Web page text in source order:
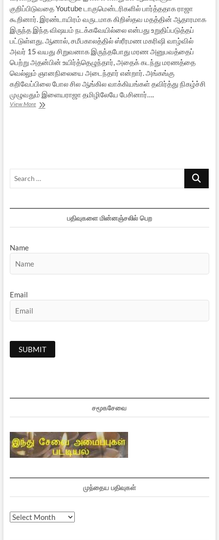
குறிப்பிடுவதை Youtube டாகுமென்டரிகளில் பார்த்ததாக ராஜா
கூறினார். இரண்டாயிரம் வருடமாக கிறிஸ்தவ மதத்தின் ஆதாரமாக
இருந்த இந்த விஷயம் நடக்கவேயில்லை என்பது உறுதிப்படுத்தப்
பட்டுள்ளது. ஆனால், சமீபகாலத்தில் ஸ்ரீரமண மகரிஷி வாழ்வில்
அவர் 15 வயது சிறுவனாக இருந்தபோது மரண அனுபவத்தைப்
பெற்று அதன்பின் உயிர்த்தெழுந்தார், அதைக் கடந்து மரணத்தை
வெல்லும் ஞானநிலையை அடைந்தார் என்றார். அங்கங்கு
கறிவேப்பிலை போல சில ஆங்கில வாக்கியங்கள் தவிர்த்து நிகழ்ச்சி
முழுவதும் இளையராஜா தமிழிலேயே பேசினார்….
View Moreஇளையராஜா
Search
பதிவுகளை மின்னஞ்சலில் பெற
Name
Email
சமூகசேவை
முந்தைய பதிவுகள்
முந்தைய